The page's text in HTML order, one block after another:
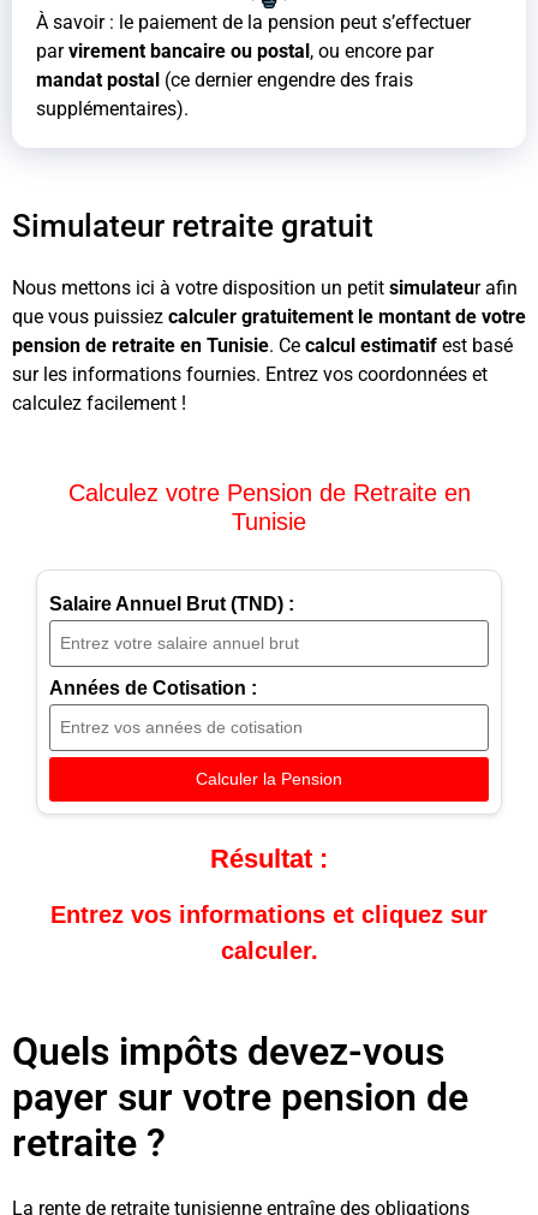
À savoir : le paiement de la pension peut s’effectuer
parvirement bancaire ou postal, ou encore par
mandat postal (ce dernier engendre des frais
supplémentaires).
Simulateur retraite gratuit
Nous mettons ici à votre disposition un petit simulateur afin
que vous puissiez calculer gratuitement le montant de votre
pension de retraite en Tunisie. Ce calcul estimatif est basé
sur les informations fournies. Entrez vos coordonnées et
calculez facilement !
Calculez votre Pension de Retraite en
Tunisie
Salaire Annuel Brut (TND) :
Années de Cotisation :
Calculer la Pension
Résultat :
Entrez vos informations et cliquez sur
calculer.
Quels impôts devez-vous
payer sur votre pension de
retraite ?
La rente de retraite tunisienne entraîne des obligations